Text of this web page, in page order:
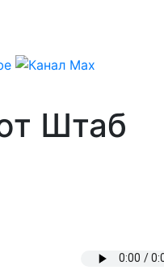
Штаб